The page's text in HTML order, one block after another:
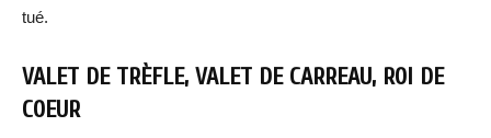
tué.
VALET DE TRÈFLE, VALET DE CARREAU, ROI DE
COEUR